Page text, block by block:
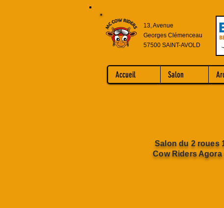
13, Avenue
Georges Clémenceau
57500 SAINT-AVOLD
Accueil Salon
Salon du 2 roues
Cow Riders